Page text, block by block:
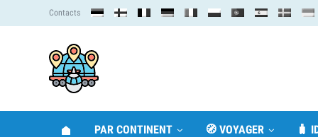
Contacts
PAR CONTINENT 🧭 VOYAGER 🧳